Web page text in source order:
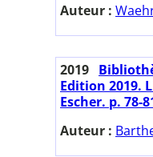
Auteur :
2019
Edition 2019.
Escher. p. 78-
Auteur :